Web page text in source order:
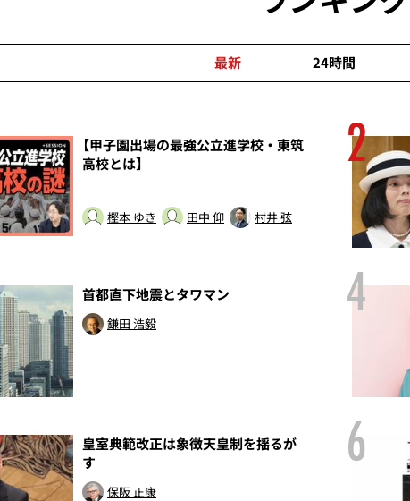
最新 24時間
【甲子園出場の最強公立進学校・東筑
高校とは】
樫本 ゆき 田中 仰 村井 弦
2
首都直下地震とタワマン
鎌田 浩毅 4
皇室典範改正は象徴天皇制を揺るが
す
保阪 正康
6